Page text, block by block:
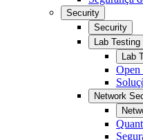
Security
Security
Lab
Lab
Network